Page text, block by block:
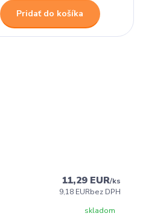
Pridať do košíka
11,29 EUR/ks
9,18 EURbez DPH
skladom